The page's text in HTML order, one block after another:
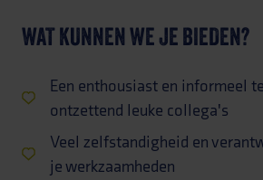
WAT KUNNEN WE JE BIEDEN?
Een enthousiast en informeel
ontzettend leuke collega's
Veel zelfstandigheid en
je werkzaamheden